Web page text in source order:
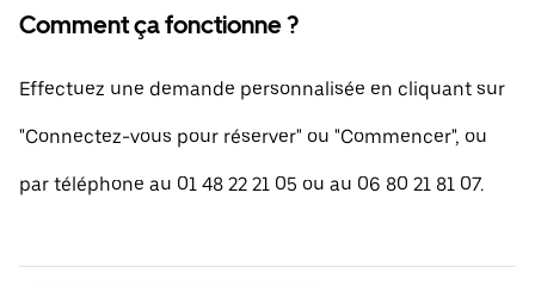
Comment ça fonctionne ?
Effectuez une demande personnalisée en cliquant sur
"Connectez-vous pour réserver" ou "Commencer", ou
par téléphone au 01 48 22 21 05 ou au 06 80 21 81 07.